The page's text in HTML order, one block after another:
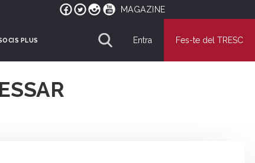
MAGAZINE
PLUS Entra Fes-te del TRESC